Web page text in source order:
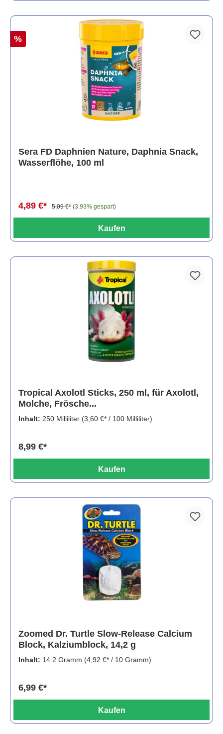
%
Sera FD Daphnien Nature, Daphnia Snack,
Wasserflöhe, 100 ml
4,89 €* 5,09 €* (3.93% gespart)
Kaufen
Tropical Axolotl Sticks, 250 ml, für Axolotl,
Molche, Frösche...
Inhalt: 250 Milliliter (3,60 €* / 100 Milliliter)
8,99 €*
Kaufen
Zoomed Dr. Turtle Slow-Release Calcium
Block, Kalziumblock, 14,2 g
Inhalt: 14.2 Gramm (4,92 €* / 10 Gramm)
6,99 €*
Kaufen